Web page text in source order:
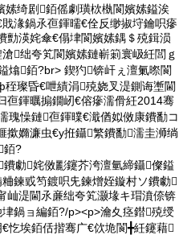
绮剧銆傜劇璜栨槸閬嬪嫊鎰涘
湪鍋氶亱鍕曘€佺反缈掓垨鑰呮瘮
勯渶姹傘€傝垏閬嬪嫊鍝＄殑鍓涢
绌夸笂閬嬪嫊鏈嶄箣寰岋紝閭ｇ
熻銆?br> 鍥犳锛屽ぇ澶氭暩閬
璨昏€呭績涓殑娆叉湜鍘诲壍閫
亱鍕曞搧鐗屻€傛瘮濡傦紝2014骞
瑰懆鏈亱鍕曗€濈偤姒傚康鐨勫コ
撳嫷濂虫€у拰鑷繁鐨勫濡圭浉绱
銆?
勮姹傚彲鑳芥洿澶氫締鑷儏鎰
鍊戜笉鍍呮兂鍊熷姪鏇村ソ鐨勮
屾湜閫氶亷绌夸笂灏堟キ瑁濆倷锛
鍋ョ編銆?/p><p>瀹夊痉鐟殑绶
忔埃銆佸揩骞广€佽垝閬╋紝鑳藉